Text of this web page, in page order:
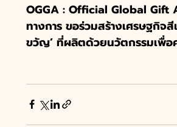
OGGA : Official Global Gift
ทางการ ขอร่วมสร้างเศรษฐกิจ
ขวัญ’ ที่ผลิตด้วยนวัตกรรมเพื่